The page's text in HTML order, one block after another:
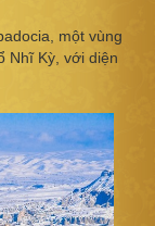
một vùng
Nhĩ Kỳ, với diện